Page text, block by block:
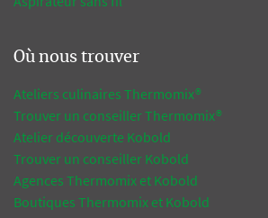
Où nous trouver
Ateliers culinaires Thermomix®
Trouver un conseiller Thermomix®
Atelier découverte Kobold
Trouver un conseiller Kobold
Agences Thermomix et Kobold
Boutiques Thermomix et Kobold